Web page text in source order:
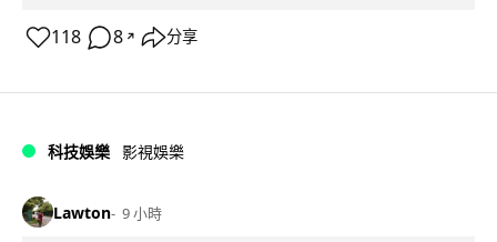
118 8 ↗ 分享
科技娛樂 影視娛樂
Lawton 9 小時